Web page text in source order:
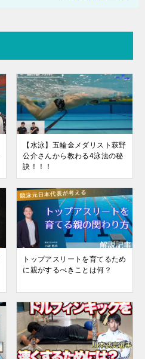
【水泳】五輪金メダリスト萩野
公介さんから教わる4泳法の秘
訣！！！
トップアスリートを育てるため
に親がするべきことは何？